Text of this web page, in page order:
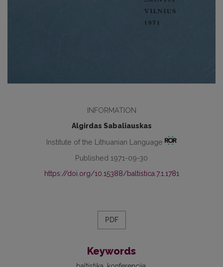
INFORMATION
Algirdas Sabaliauskas
Institute of the Lithuanian Language
Published 1971-09-30
https://doi.org/10.15388/baltistica.7.1.1781
PDF
Keywords